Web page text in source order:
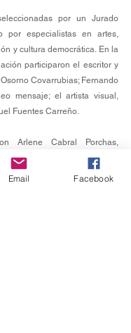
por un Jurado
por especialistas en artes,
y cultura democrática. En la
participaron el escritor y
Covarrubias; Fernando
mensaje; el artista visual,
Fuentes Carreño.
Arlene Cabral Porchas,
Internacionales, David
de la Unidad Técnica de
Email Facebook